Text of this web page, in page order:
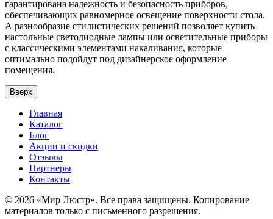
гарантирована надежность и безопасность приборов,
обеспечивающих равномерное освещение поверхности стола.
А разнообразие стилистических решений позволяет купить
настольные светодиодные лампы или осветительные приборы
с классическими элементами накаливания, которые
оптимально подойдут под дизайнерское оформление
помещения.
Вверх
Главная
Каталог
Блог
Акции и скидки
Отзывы
Партнеры
Контакты
© 2026 «Мир Люстр». Все права защищены. Копирование
материалов только с письменного разрешения.